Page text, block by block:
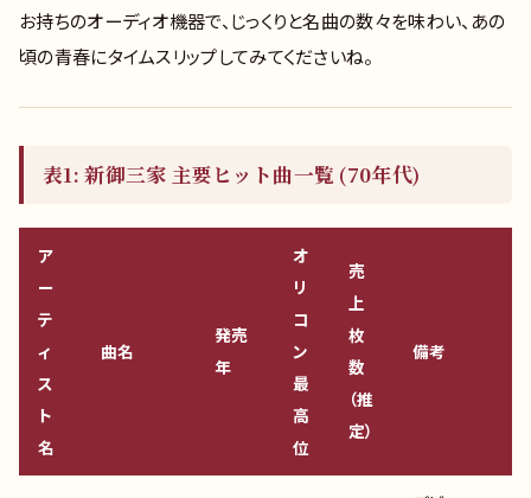
お持ちのオーディオ機器で、じっくりと名曲の数々を味わい、あの
頃の青春にタイムスリップしてみてくださいね。
表1: 新御三家 主要ヒット曲一覧 (70年代)
ア
ー
テ
ィ
ス
ト
名
曲名
発売
年
オ
リ
コ
ン
最
高
位
売
上
枚
数
（推
定）
備考